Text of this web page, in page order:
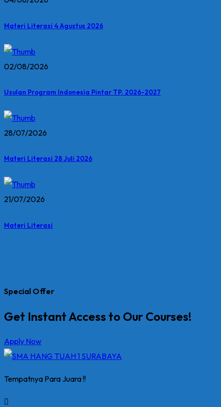
Materi Literasi 4 Agustus 2026
02/08/2026
Usulan Program Indonesia Pintar TP. 2026-2027
28/07/2026
Materi Literasi 28 Juli 2026
21/07/2026
Materi Literasi
Special Offer
Get Instant Access to Our Courses!
Apply Now
Tempatnya Para Juara !!